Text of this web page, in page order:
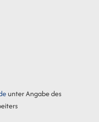
unter Angabe des